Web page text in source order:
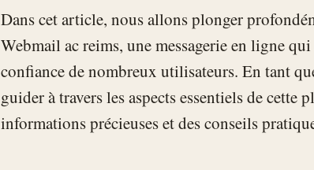
Dans cet article, nous allons plonger
Webmail ac reims, une messagerie en ligne
confiance de nombreux utilisateurs. En tant
guider à travers les aspects essentiels de cette
informations précieuses et des conseils